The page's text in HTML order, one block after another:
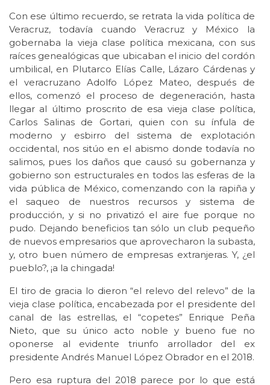
Con ese último recuerdo, se retrata la vida política de
Veracruz, todavía cuando Veracruz y México la
gobernaba la vieja clase política mexicana, con sus
raíces genealógicas que ubicaban el inicio del cordón
umbilical, en Plutarco Elías Calle, Lázaro Cárdenas y
el veracruzano Adolfo López Mateo, después de
ellos, comenzó el proceso de degeneración, hasta
llegar al último proscrito de esa vieja clase política,
Carlos Salinas de Gortari, quien con su ínfula de
moderno y esbirro del sistema de explotación
occidental, nos sitúo en el abismo donde todavía no
salimos, pues los daños que causó su gobernanza y
gobierno son estructurales en todos las esferas de la
vida pública de México, comenzando con la rapiña y
el saqueo de nuestros recursos y sistema de
producción, y si no privatizó el aire fue porque no
pudo. Dejando beneficios tan sólo un club pequeño
de nuevos empresarios que aprovecharon la subasta,
y, otro buen número de empresas extranjeras. Y, ¿el
pueblo?, ¡a la chingada!
El tiro de gracia lo dieron “el relevo del relevo” de la
vieja clase política, encabezada por el presidente del
canal de las estrellas, el “copetes” Enrique Peña
Nieto, que su único acto noble y bueno fue no
oponerse al evidente triunfo arrollador del ex
presidente Andrés Manuel López Obrador en el 2018.
Pero esa ruptura del 2018 parece por lo que está